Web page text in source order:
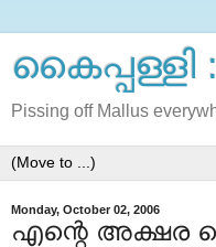
കൈപ്പള്ളി
Pissing off Mallus
Monday, October 02, 2006
എന്റെ അക്ഷര